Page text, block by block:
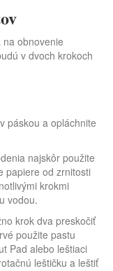
obnovenie
v dvoch krokoch
páskou a opláchnite
najskôr použite
papiere od zrnitosti
krokmi
vodou.
krok dva preskočiť
použite pastu
Pad alebo leštiaci
leštičku a leštiť